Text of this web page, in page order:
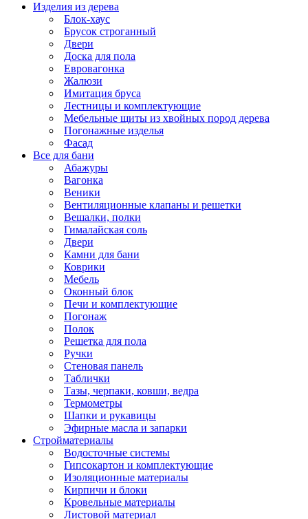
Изделия из дерева
Блок-хаус
Брусок строганный
Двери
Доска для пола
Евровагонка
Жалюзи
Имитация бруса
Лестницы и комплектующие
Мебельные щиты из хвойных пород дерева
Погонажные изделья
Фасад
Все для бани
Абажуры
Вагонка
Веники
Вентиляционные клапаны и решетки
Вешалки, полки
Гималайская соль
Двери
Камни для бани
Коврики
Мебель
Оконный блок
Печи и комплектующие
Погонаж
Полок
Решетка для пола
Ручки
Стеновая панель
Таблички
Тазы, черпаки, ковши, ведра
Термометры
Шапки и рукавицы
Эфирные масла и запарки
Стройматериалы
Водосточные системы
Гипсокартон и комплектующие
Изоляционные материалы
Кирпичи и блоки
Кровельные материалы
Листовой материал